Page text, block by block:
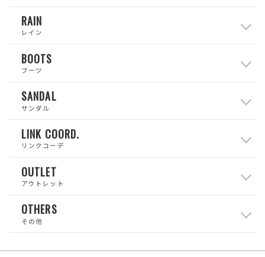
RAIN
レイン
BOOTS
ブーツ
SANDAL
サンダル
LINK COORD.
リンクコーデ
OUTLET
アウトレット
OTHERS
その他